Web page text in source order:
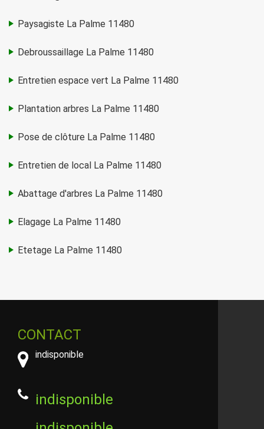
Paysagiste La Palme 11480
Debroussaillage La Palme 11480
Entretien espace vert La Palme 11480
Plantation arbres La Palme 11480
Pose de clôture La Palme 11480
Entretien de local La Palme 11480
Abattage d'arbres La Palme 11480
Elagage La Palme 11480
Etetage La Palme 11480
CONTACT
indisponible
indisponible